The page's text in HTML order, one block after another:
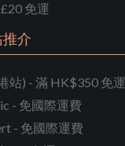
免運
介
站) - 滿 HK$350 免運
- 免國際運費
- 免國際運費